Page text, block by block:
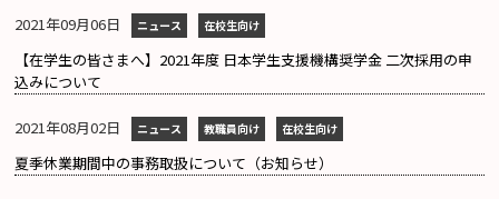
2021年09月06日 ニュース 在校生向け
【在学生の皆さまへ】2021年度 日本学生支援機構奨学金 二次採用の申
込みについて
2021年08月02日 ニュース 教職員向け 在校生向け
夏季休業期間中の事務取扱について（お知らせ）